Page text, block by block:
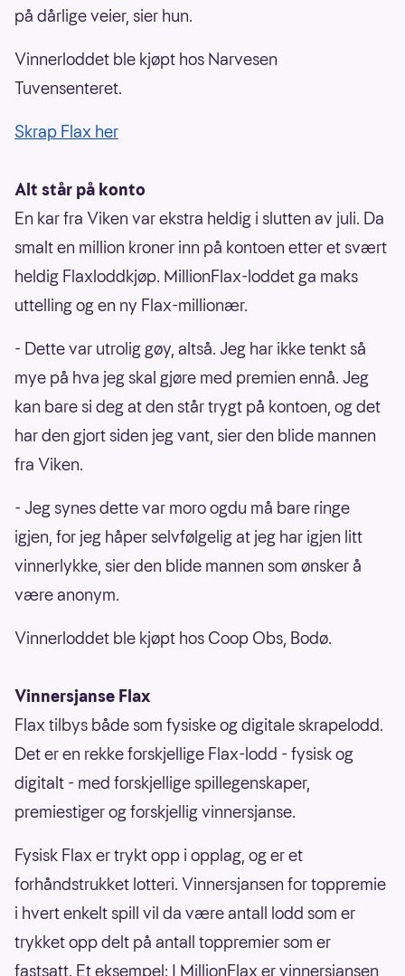
på dårlige veier, sier hun.
Vinnerloddet ble kjøpt hos Narvesen
Tuvensenteret.
Skrap Flax her
Alt står på konto
En kar fra Viken var ekstra heldig i slutten av juli. Da
smalt en million kroner inn på kontoen etter et svært
heldig Flaxloddkjøp. MillionFlax-loddet ga maks
uttelling og en ny Flax-millionær.
- Dette var utrolig gøy, altså. Jeg har ikke tenkt så
mye på hva jeg skal gjøre med premien ennå. Jeg
kan bare si deg at den står trygt på kontoen, og det
har den gjort siden jeg vant, sier den blide mannen
fra Viken.
- Jeg synes dette var moro ogdu må bare ringe
igjen, for jeg håper selvfølgelig at jeg har igjen litt
vinnerlykke, sier den blide mannen som ønsker å
være anonym.
Vinnerloddet ble kjøpt hos Coop Obs, Bodø.
Vinnersjanse Flax
Flax tilbys både som fysiske og digitale skrapelodd.
Det er en rekke forskjellige Flax-lodd - fysisk og
digitalt - med forskjellige spillegenskaper,
premiestiger og forskjellig vinnersjanse.
Fysisk Flax er trykt opp i opplag, og er et
forhåndstrukket lotteri. Vinnersjansen for toppremie
i hvert enkelt spill vil da være antall lodd som er
trykket opp delt på antall toppremier som er
fastsatt. Et eksempel: I MillionFlax er vinnersjansen